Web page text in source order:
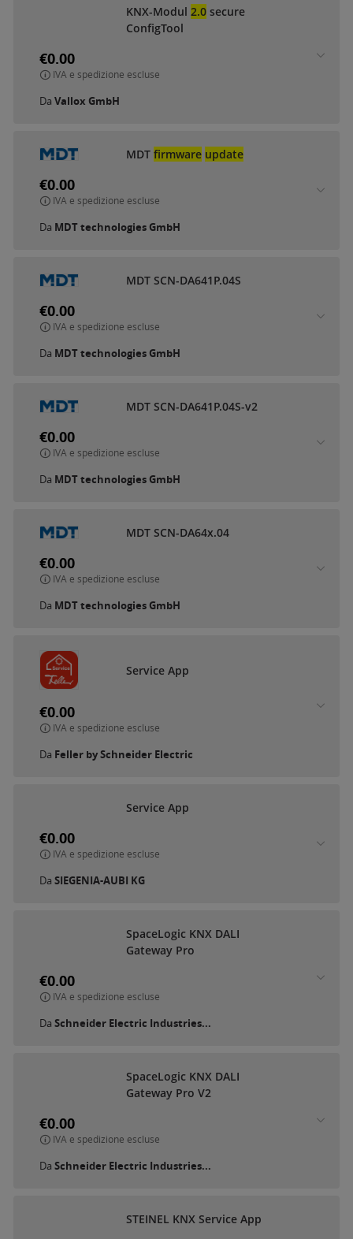
KNX-Modul 2.0 secure
ConfigTool
€0.00
IVA e spedizione escluse
Da Vallox GmbH
MDT firmware update
€0.00
IVA e spedizione escluse
Da MDT technologies GmbH
MDT SCN-DA641P.04S
€0.00
IVA e spedizione escluse
Da MDT technologies GmbH
MDT SCN-DA641P.04S-v2
€0.00
IVA e spedizione escluse
Da MDT technologies GmbH
MDT SCN-DA64x.04
€0.00
IVA e spedizione escluse
Da MDT technologies GmbH
Service App
€0.00
IVA e spedizione escluse
Da Feller by Schneider Electric
Service App
€0.00
IVA e spedizione escluse
Da SIEGENIA-AUBI KG
SpaceLogic KNX DALI
Gateway Pro
€0.00
IVA e spedizione escluse
Da Schneider Electric Industries...
SpaceLogic KNX DALI
Gateway Pro V2
€0.00
IVA e spedizione escluse
Da Schneider Electric Industries...
STEINEL KNX Service App